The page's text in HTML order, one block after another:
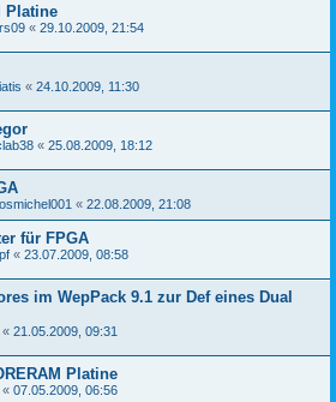
Platine
« 29.10.2009, 21:54
« 24.10.2009, 11:30
« 25.08.2009, 18:12
« 22.08.2009, 21:08
für FPGA
« 23.07.2009, 08:58
im WepPack 9.1 zur Def eines Dual
« 21.05.2009, 09:31
Platine
« 07.05.2009, 06:56